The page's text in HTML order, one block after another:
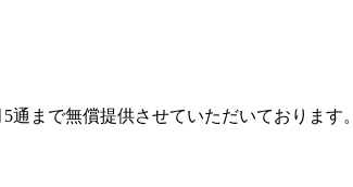
通まで無償提供させていただいております。